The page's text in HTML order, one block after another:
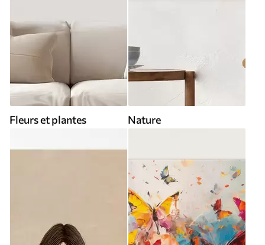
Fleurs et plantes Nature